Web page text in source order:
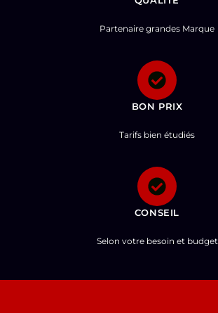
Partenaire grandes Marque
BON PRIX
Tarifs bien étudiés
CONSEIL
Selon votre besoin et budget